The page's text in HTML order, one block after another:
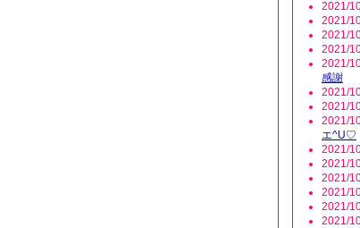
2021/
2021/
2021/
2021/
2021/
感謝
2021/
2021/
2021/
エ^U♡
2021/
2021/
2021/
2021/
2021/
2021/